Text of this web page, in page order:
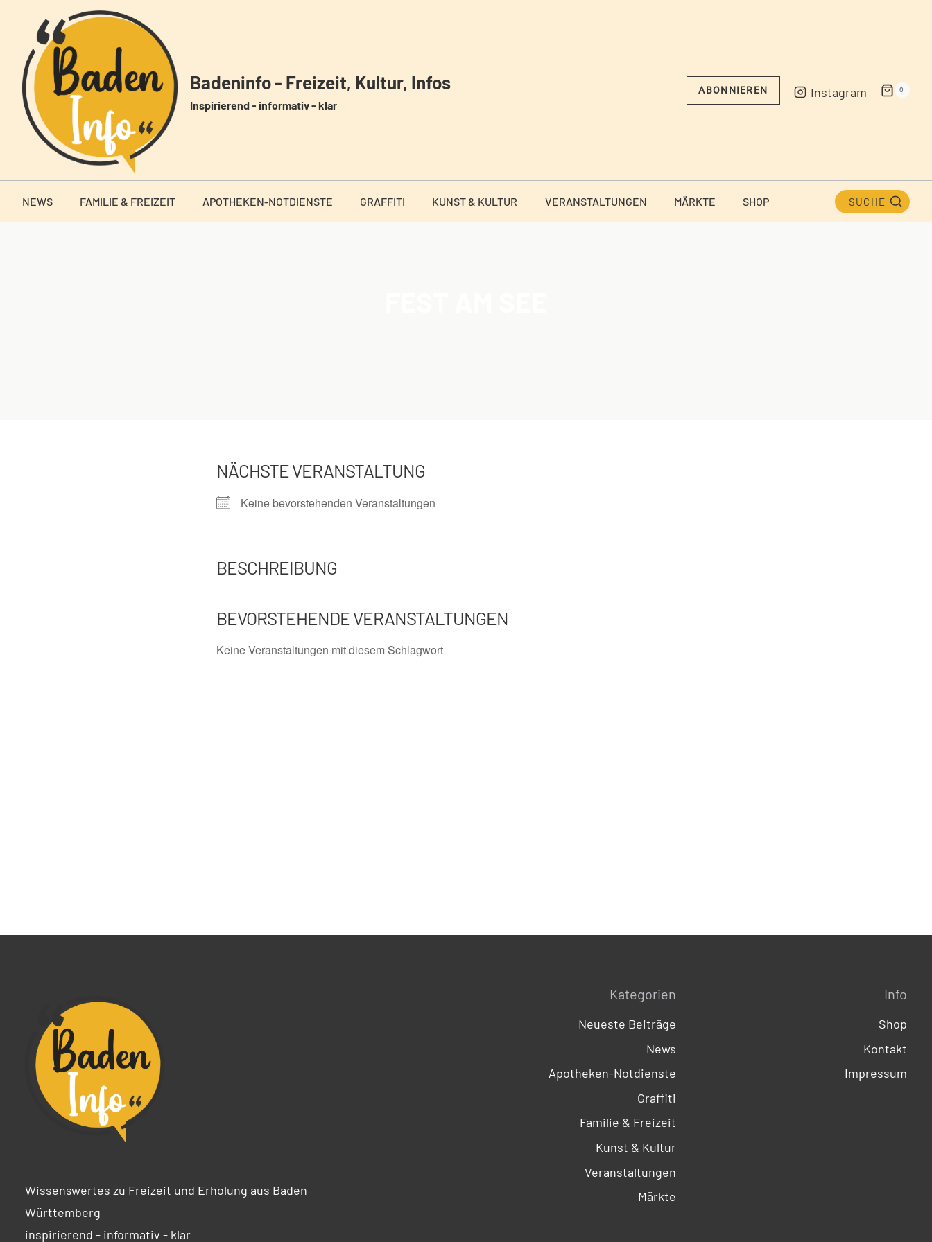
springen
Badeninfo - Freizeit, Kultur, Infos
Inspirierend - informativ - klar
ABONNIEREN Instagram 0
NEWS FAMILIE & FREIZEIT APOTHEKEN-NOTDIENSTE GRAFFITI KUNST & KULTUR VERANSTALTUNGEN MÄRKTE SHOP SUCHE
NÄCHSTE VERANSTALTUNG
Keine bevorstehenden Veranstaltungen
BESCHREIBUNG
BEVORSTEHENDE VERANSTALTUNGEN
Keine Veranstaltungen mit diesem Schlagwort
Wissenswertes zu Freizeit und Erholung aus Baden
Württemberg
inspirierend - informativ - klar
Kategorien
Neueste Beiträge
News
Apotheken-Notdienste
Graffiti
Familie & Freizeit
Kunst & Kultur
Veranstaltungen
Märkte
Info
Shop
Kontakt
Impressum